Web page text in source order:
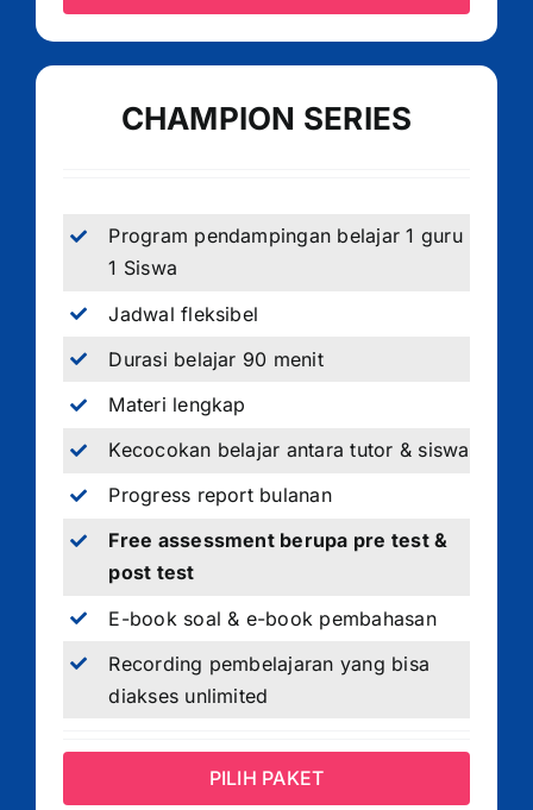
CHAMPION SERIES
Program pendampingan belajar 1 guru
1 Siswa
Jadwal fleksibel
Durasi belajar 90 menit
Materi lengkap
Kecocokan belajar antara tutor & siswa
Progress report bulanan
Free assessment berupa pre test &
post test
E-book soal & e-book pembahasan
Recording pembelajaran yang bisa
diakses unlimited
PILIH PAKET